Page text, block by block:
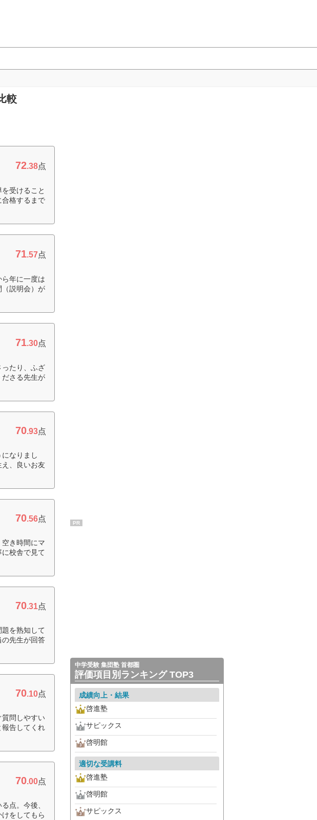
較
72.38点
受けること
格するまで
71.57点
年に一度は
説明会）が
71.30点
たり、ふざ
さる先生が
70.93点
なりまし
、良いお友
70.56点
き時間にマ
校舎で見て
70.31点
を熟知して
先生が回答
70.10点
問しやすい
告してくれ
70.00点
点。今後、
をしてもら
PR
中学受験 集団塾 首都圏
評価項目別ランキング TOP3
成績向上・結果
啓進塾
サピックス
啓明館
適切な受講料
啓進塾
啓明館
サピックス